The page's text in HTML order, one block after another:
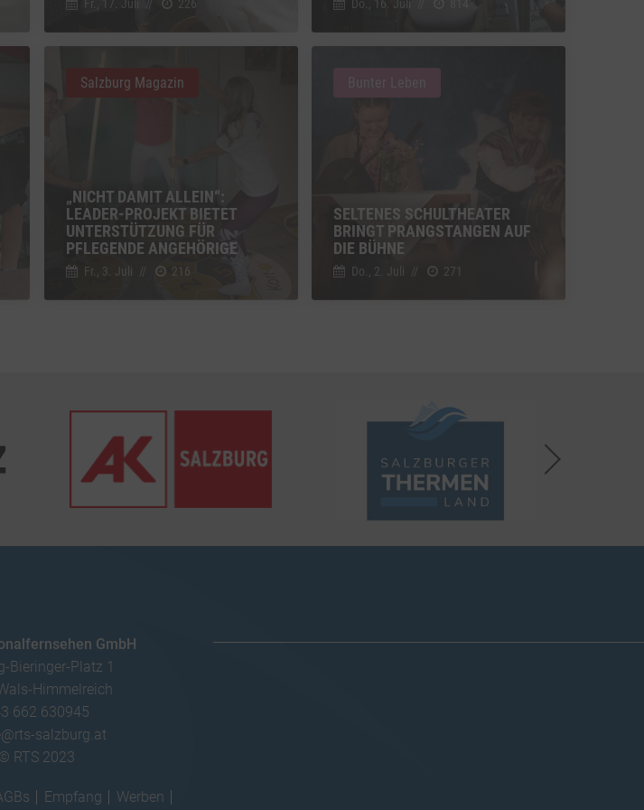
Fr., 17. Juli // 226 Do., 16. Juli
„NICHT DAMIT ALLEIN“:
LEADER-PROJEKT BIETET
UNTERSTÜTZUNG FÜR
PFLEGENDE ANGEHÖRIGE
Fr., 3. Juli // 216
Salzburg Magazin
SELTENES SCHULTHEATER
BRINGT PRANGSTANGEN AUF
DIE BÜHNE
Do., 2. Juli // 271
GmbH
Bieringer-Platz 1
Himmelreich
662 630945
salzburg.at
© RTS 2023
Empfang Werben
Switch zum Einwilligen bzw. Ablehnen des Dienstes Vimeo
Switch zum Einwilligen bzw. Ablehnen des Dienstes YouTube